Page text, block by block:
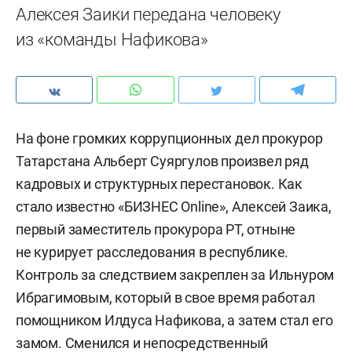
Алексея Заики передана человеку
из «команды Нафикова»
На фоне громких коррупционных дел прокурор
Татарстана Альберт Суяргулов произвел ряд
кадровых и структурных перестановок. Как
стало известно «БИЗНЕС Online», Алексей Заика,
первый заместитель прокурора РТ, отныне
не курирует расследования в республике.
Контроль за следствием закреплен за Ильнуром
Ибрагимовым, который в свое время работал
помощником Илдуса Нафикова, а затем стал его
замом. Сменился и непосредственный